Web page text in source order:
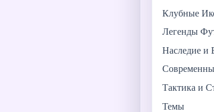
Клубные
Легенды
Наследие и
Тактика и
Темы